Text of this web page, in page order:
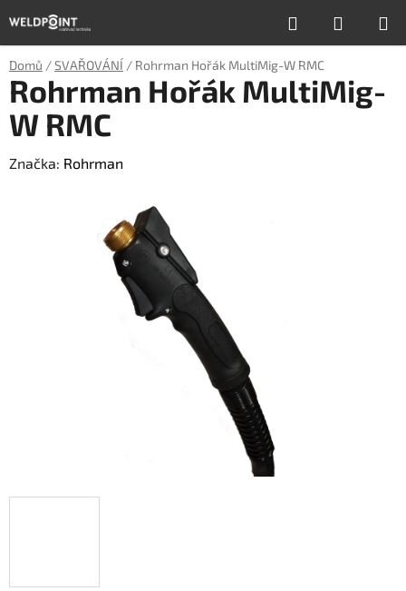
na
obsah
Hledat
KOŠÍK
Domů /SVAŘOVÁNÍ / Rohrman Hořák MultiMig-W RMC
Rohrman Hořák MultiMig-
W RMC
Značka: Rohrman